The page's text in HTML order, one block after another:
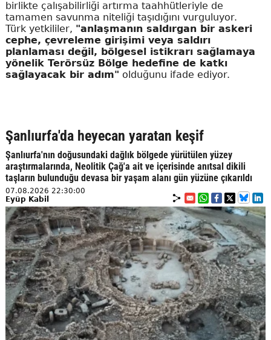
birlikte çalışabilirliği artırma taahhütleriyle de
tamamen savunma niteliği taşıdığını vurguluyor.
Türk yetkililer, "anlaşmanın saldırgan bir askeri
cephe, çevreleme girişimi veya saldırı
planlaması değil, bölgesel istikrarı sağlamaya
yönelik Terörsüz Bölge hedefine de katkı
sağlayacak bir adım" olduğunu ifade ediyor.
Şanlıurfa'da heyecan yaratan keşif
Şanlıurfa'nın doğusundaki dağlık bölgede yürütülen yüzey
araştırmalarında, Neolitik Çağ'a ait ve içerisinde anıtsal dikili
taşların bulunduğu devasa bir yaşam alanı gün yüzüne çıkarıldı
07.08.2026 22:30:00
Eyüp Kabil